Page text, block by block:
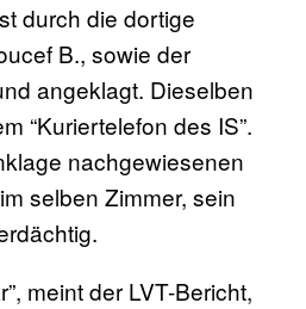
durch die dortige
B., sowie der
angeklagt. Dieselben
“Kuriertelefon des IS”.
nachgewiesenen
selben Zimmer, sein
meint der LVT-Bericht,